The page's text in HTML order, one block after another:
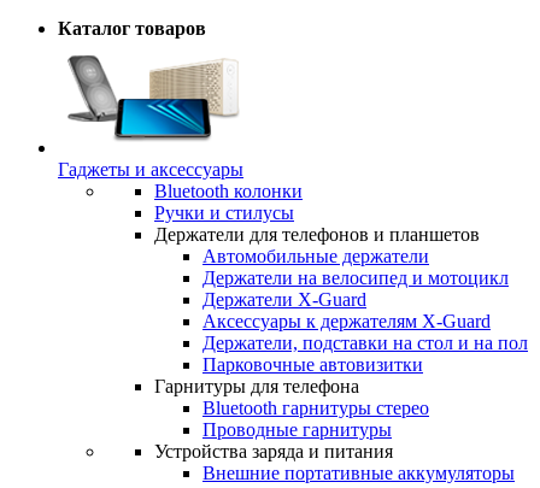
Каталог товаров
Гаджеты и аксессуары
Bluetooth колонки
Ручки и стилусы
Держатели для телефонов и планшетов
Автомобильные держатели
Держатели на велосипед и мотоцикл
Держатели X-Guard
Аксессуары к держателям X-Guard
Держатели, подставки на стол и на пол
Парковочные автовизитки
Гарнитуры для телефона
Bluetooth гарнитуры стерео
Проводные гарнитуры
Устройства заряда и питания
Внешние портативные аккумуляторы